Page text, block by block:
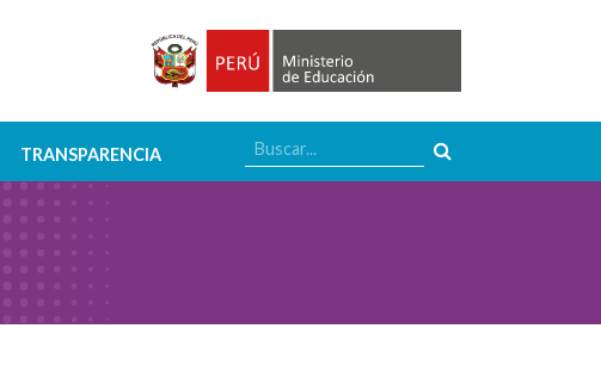
TRANSPARENCIA